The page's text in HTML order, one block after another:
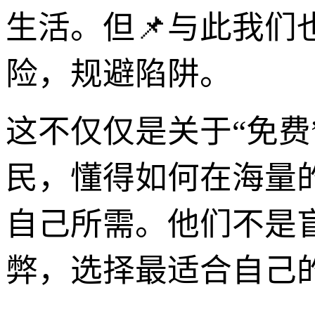
生活。但📌与此我们
险，规避陷阱。
这不仅仅是关于“免
民，懂得如何在海量
自己所需。他们不是
弊，选择最适合自己